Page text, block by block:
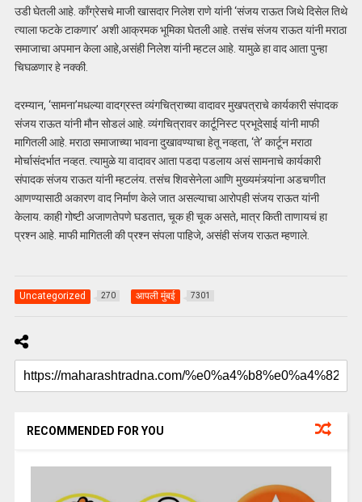
उडी घेतली आहे. काँग्रेसचे माजी खासदार निलेश राणे यांनी ‘संजय राऊत जिथे दिसेल तिथे
त्याला फटके टाकणार’ अशी आक्रमक भूमिका घेतली आहे. तसंच संजय राऊत यांनी मराठा
समाजाचा अपमान केला आहे,असंही निलेश यांनी म्हटल आहे. यामुळे हा वाद आता पुन्हा
चिघळणार हे नक्की.
दरम्यान, ‘सामना’मधल्या वादग्रस्त व्यंगचित्राच्या वादावर मुखपत्राचे कार्यकारी संपादक
संजय राऊत यांनी मौन सोडलं आहे. व्यंगचित्रावर कार्टूनिस्ट प्रभूदेसाई यांनी माफी
मागितली आहे. मराठा समाजाच्या भावना दुखावण्याचा हेतू नव्हता, ‘ते’ कार्टून मराठा
मोर्चासंदर्भात नव्हत. त्यामुळे या वादावर आता पडदा पडलाय असं सामनाचे कार्यकारी
संपादक संजय राऊत यांनी म्हटलंय. तसंच शिवसेनेला आणि मुख्यमंत्र्यांना अडचणीत
आणण्यासाठी अकारण वाद निर्माण केले जात असल्याचा आरोपही संजय राऊत यांनी
केलाय. काही गोष्टी अजाणतेपणे घडतात, चूक ही चूक असते, मात्र किती ताणायचं हा
प्रश्न आहे. माफी मागितली की प्रश्न संपला पाहिजे, असंही संजय राऊत म्हणाले.
Uncategorized 270 आपली मुंबई 7301
RECOMMENDED FOR YOU